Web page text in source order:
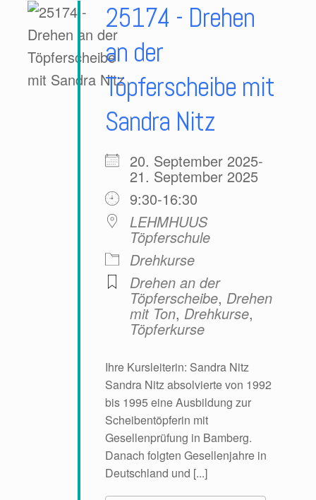
25174 - Drehen
an der
Töpferscheibe mit
Sandra Nitz
20. September 2025-
21. September 2025
9:30-16:30
LEHMHUUS
Töpferschule
Drehkurse
Drehen an der
Töpferscheibe, Drehen
mit Ton, Drehkurse,
Töpferkurse
Ihre Kursleiterin: Sandra Nitz
Sandra Nitz absolvierte von 1992
bis 1995 eine Ausbildung zur
Scheibentöpferin mit
Gesellenprüfung in Bamberg.
Danach folgten Gesellenjahre in
Deutschland und [...]